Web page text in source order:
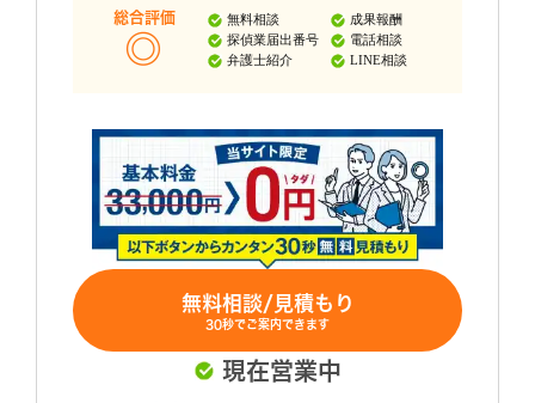
総合評価
無料相談
探偵業届出番号
弁護士紹介
成果報酬
電話相談
LINE相談
無料相談/見積もり
30秒でご案内できます
現在営業中